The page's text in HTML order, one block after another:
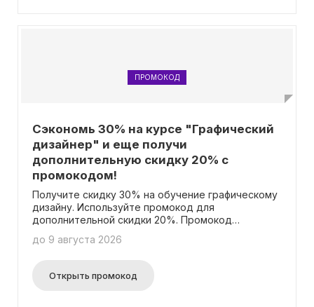
ПРОМОКОД
Сэкономь 30% на курсе "Графический
дизайнер" и еще получи
дополнительную скидку 20% с
промокодом!
Получите скидку 30% на обучение графическому
дизайну. Используйте промокод для
дополнительной скидки 20%. Промокод
добавляется к имеющимся скидкам.
до 9 августа 2026
Открыть промокод